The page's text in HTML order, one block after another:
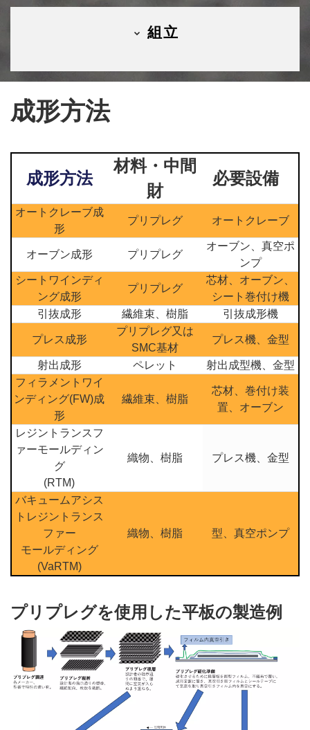
組立
成形方法
成形方法
材料・中間
財
必要設備
オートクレーブ成
形
プリプレグ オートクレーブ
オーブン成形 プリプレグ
オーブン、真空ポ
ンプ
シートワインディ
ング成形
プリプレグ
芯材、オーブン、
シート巻付け機
引抜成形
繊維束、樹脂 引抜成形機
プレス成形
プリプレグ又は
SMC基材
プレス機、金型
射出成形 ペレット
射出成型機、金型
フィラメントワイ
ンディング(FW)成
形
繊維束、樹脂
芯材、巻付け装
置、オーブン
レジントランスフ
ァーモールディン
グ
(RTM)
織物、樹脂 プレス機、金型
バキュームアシス
トレジントランス
ファー
モールディング
(VaRTM)
織物、樹脂 型、真空ポンプ
プリプレグを使用した平板の製造例